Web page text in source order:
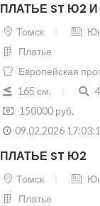
ПЛАТЬЕ ST Ю2
Томск
Платье
Европейская
165 см.
150000 руб.
09.02.2026
ПЛАТЬЕ ST Ю2
Томск
Платье